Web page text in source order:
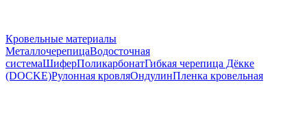
Кровельные материалы
МеталлочерепицаВодосточная
системаШиферПоликарбонатГибкая черепица Дёкке
(DOCKE)Рулонная кровляОндулинПленка кровельная